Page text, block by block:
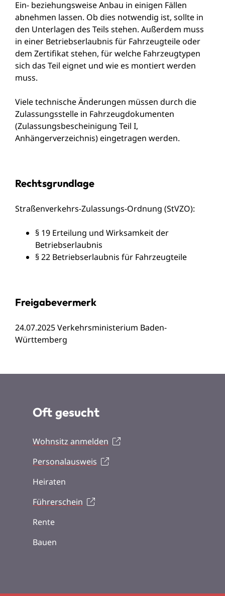
Ein- beziehungsweise Anbau in einigen Fällen
abnehmen lassen. Ob dies notwendig ist, sollte in
den Unterlagen des Teils stehen. Außerdem muss
in einer Betriebserlaubnis für Fahrzeugteile oder
dem Zertifikat stehen, für welche Fahrzeugtypen
sich das Teil eignet und wie es montiert werden
muss.
Viele technische Änderungen müssen durch die
Zulassungsstelle in Fahrzeugdokumenten
(Zulassungsbescheinigung Teil I,
Anhängerverzeichnis) eingetragen werden.
Rechtsgrundlage
Straßenverkehrs-Zulassungs-Ordnung (StVZO):
§ 19 Erteilung und Wirksamkeit der
Betriebserlaubnis
§ 22 Betriebserlaubnis für Fahrzeugteile
Freigabevermerk
24.07.2025 Verkehrsministerium Baden-
Württemberg
Oft gesucht
Wohnsitz anmelden
Personalausweis
Heiraten
Führerschein
Rente
Bauen